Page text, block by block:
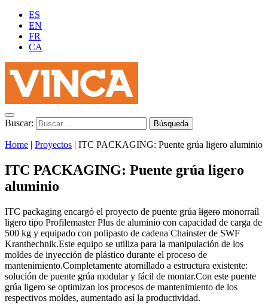
ES
EN
FR
CA
Buscar:
Home | Proyectos | ITC PACKAGING: Puente grúa ligero aluminio
ITC PACKAGING: Puente grúa ligero
aluminio
ITC packaging encargó el proyecto de puente grúa ligero monorraíl
ligero tipo Profilemaster Plus de aluminio con capacidad de carga de
500 kg y equipado con polipasto de cadena Chainster de SWF
Kranthechnik.Este equipo se utiliza para la manipulación de los
moldes de inyección de plástico durante el proceso de
mantenimiento.Completamente atornillado a estructura existente:
solución de puente grúa modular y fácil de montar.Con este puente
grúa ligero se optimizan los procesos de mantenimiento de los
respectivos moldes, aumentado así la productividad.